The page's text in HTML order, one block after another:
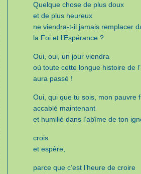
Quelque chose de plus doux
et de plus heureux
ne viendra-t-il jamais remplacer
la Foi et l’Espérance ?
Oui, oui, un jour viendra
où toute cette longue histoire de
aura passé !
Oui, qui que tu sois, mon pauvre
accablé maintenant
et humilié dans l’abîme de ton
crois
et espère,
parce que c’est l’heure de croire